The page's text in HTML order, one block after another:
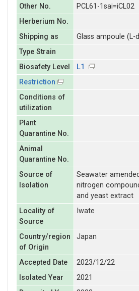
Other No.
PCL61-1sai=iCL02
Herberium No.
Shipping as
Glass ampoule (L-
Type Strain
Biosafety Level
L1
Restriction
Conditions of
utilization
Plant
Quarantine No.
Animal
Quarantine No.
Source of
Isolation
Seawater
nitrogen
and yeast extract
Locality of
Source
Iwate
Country/region
of Origin
Japan
Accepted Date
2023/12/22
Isolated Year
2021